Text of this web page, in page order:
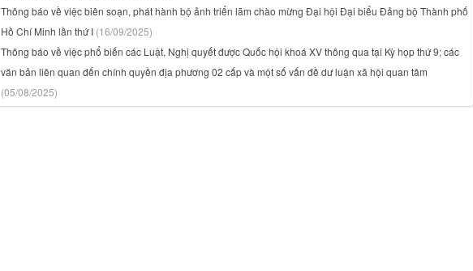
Thông báo về việc biên soạn, phát hành bộ ảnh triển lãm chào mừng Đại hội Đại biểu Đảng bộ Thành phố
Hồ Chí Minh lần thứ I (16/09/2025)
Thông báo về việc phổ biến các Luật, Nghị quyết được Quốc hội khoá XV thông qua tại Kỳ họp thứ 9; các
văn bản liên quan đến chính quyền địa phương 02 cấp và một số vấn đề dư luận xã hội quan tâm
(05/08/2025)